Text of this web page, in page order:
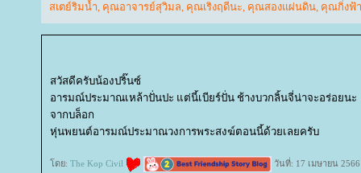
สเตย์ริมน้ำ, คุณอาจารย์สุวิมล, คุณเริงฤดีนะ, คุณสองแผ่นดิน, คุณกิ่งฟ้า
สวัสดีครับน้องปริ๊นซ์
อารมณ์ประมาณเหล้าปั่นปะ แต่นี้เบียร์ปั่น ช้างบวกลิ้นจี่น่าจะอร่อยนะ
จากบล็อก
หุ่นพยนต์อารมณ์ประมาณวงการพระสงฆ์ตอนนี้ด้วยเลยครับ
ดย: The Kop Civil วันที่: 17 เมษายน